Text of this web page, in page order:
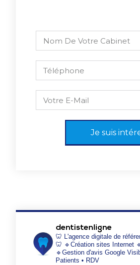
Je suis
dentistenligne
🦷 L'agence digitale de
🦷 🔹Création sites Internet
🔹Gestion d'avis Google
Patients • RDV